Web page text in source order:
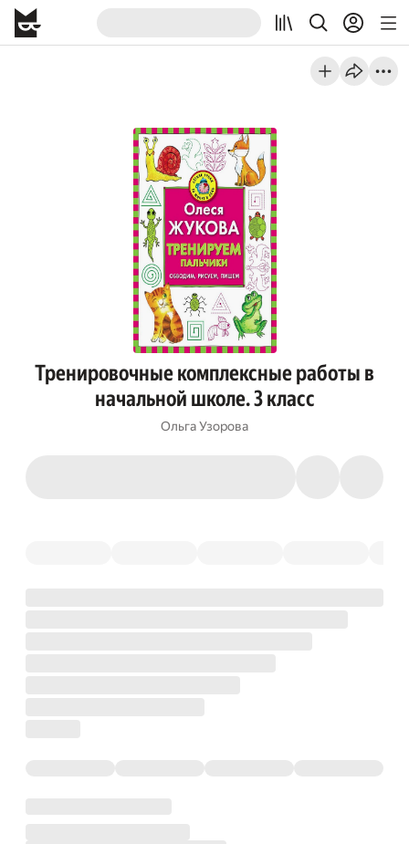
Тренировочные комплексные работы в
начальной школе. 3 класс
Ольга Узорова